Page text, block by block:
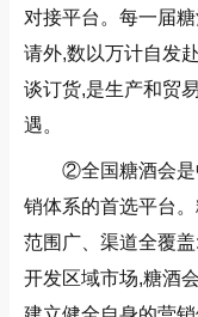
对接平台。每一届
请外,数以万计自发
谈订货,是生产和贸
遇。
②全国糖酒会是
销体系的首选平台
范围广、渠道全覆
开发区域市场,糖酒